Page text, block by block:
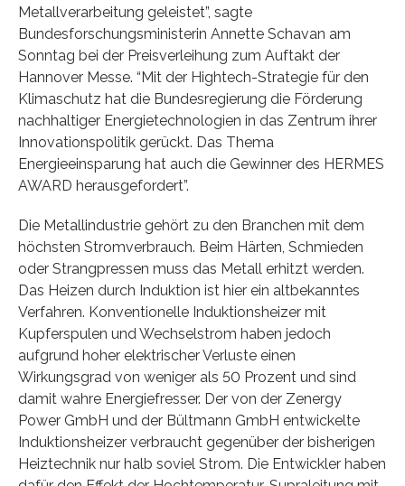
Metallverarbeitung geleistet”, sagte
Bundesforschungsministerin Annette Schavan am
Sonntag bei der Preisverleihung zum Auftakt der
Hannover Messe. “Mit der Hightech-Strategie für den
Klimaschutz hat die Bundesregierung die Förderung
nachhaltiger Energietechnologien in das Zentrum ihrer
Innovationspolitik gerückt. Das Thema
Energieeinsparung hat auch die Gewinner des HERMES
AWARD herausgefordert”.
Die Metallindustrie gehört zu den Branchen mit dem
höchsten Stromverbrauch. Beim Härten, Schmieden
oder Strangpressen muss das Metall erhitzt werden.
Das Heizen durch Induktion ist hier ein altbekanntes
Verfahren. Konventionelle Induktionsheizer mit
Kupferspulen und Wechselstrom haben jedoch
aufgrund hoher elektrischer Verluste einen
Wirkungsgrad von weniger als 50 Prozent und sind
damit wahre Energiefresser. Der von der Zenergy
Power GmbH und der Bültmann GmbH entwickelte
Induktionsheizer verbraucht gegenüber der bisherigen
Heiztechnik nur halb soviel Strom. Die Entwickler haben